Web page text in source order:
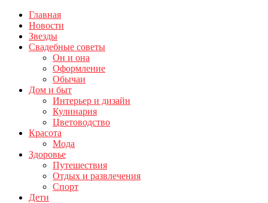
Главная
Новости
Звезды
Свадебные советы
Он и она
Оформление
Обычаи
Дом и быт
Интерьер и дизайн
Кулинария
Цветоводство
Красота
Мода
Здоровье
Путешествия
Отдых и развлечения
Спорт
Дети